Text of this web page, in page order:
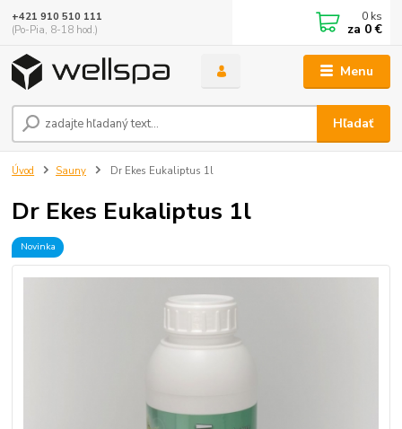
Menu
Hľadať
+421 910 510 111
(Po-Pia, 8-18 hod.)
0 ks
za 0 €
Úvod Sauny Dr Ekes Eukaliptus 1l
Dr Ekes Eukaliptus 1l
Novinka